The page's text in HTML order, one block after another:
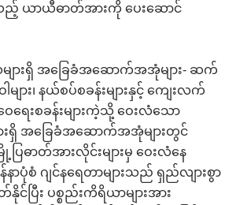
ည့် ယာယီဓာတ်အားကို ပေးဆောင်
ျားရှိ အခြေခံအဆောက်အအုံများ- ဆက်
ား၊ နယ်စပ်စခန်းများနှင့် ကျေးလက်
ေရေးစခန်းများကဲ့သို့ ဝေးလံသော
းရှိ အခြေခံအဆောက်အအုံများတွင်
ြဓာတ်အားလိုင်းများမှ ဝေးလံနေ
ာပုံစံ ဂျင်နရေတာများသည် ရှည်လျားစွာ
ပြီး ပစ္စည်းကိရိယာများအား